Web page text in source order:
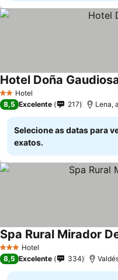
2 Estrelas
Hotel
Hotel Doña
8,5 Excelente 217 Lena,
Selecione as datas para
exatos.
3 EstrelasHotel
Spa Rural Mirador
8,5 Excelente 334